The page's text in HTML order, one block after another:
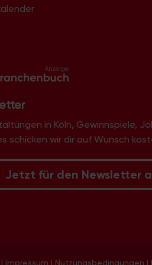
in Köln, Gewinnspiele,
schicken wir dir auf Wunsch
Jetzt für den Newsletter
| Impressum | Nutzungsbedingungen |